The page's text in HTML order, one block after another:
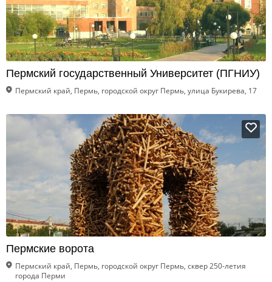
Пермский государственный Университет (ПГНИУ)
Пермский край, Пермь, городской округ Пермь, улица Букирева, 17
Пермские ворота
Пермский край, Пермь, городской округ Пермь, сквер 250-летия
города Перми